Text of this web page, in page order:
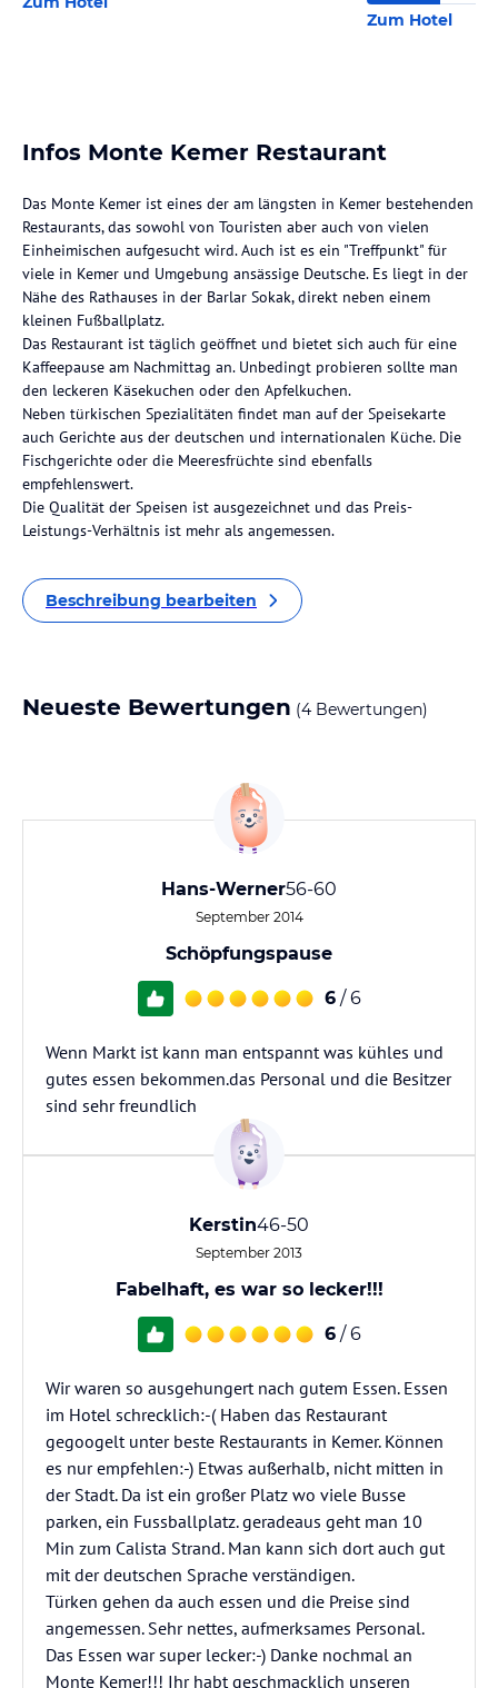
Zum Hotel
Infos Monte Kemer Restaurant
Das Monte Kemer ist eines der am längsten in Kemer bestehenden
Restaurants, das sowohl von Touristen aber auch von vielen
Einheimischen aufgesucht wird. Auch ist es ein "Treffpunkt" für
viele in Kemer und Umgebung ansässige Deutsche. Es liegt in der
Nähe des Rathauses in der Barlar Sokak, direkt neben einem
kleinen Fußballplatz.
Das Restaurant ist täglich geöffnet und bietet sich auch für eine
Kaffeepause am Nachmittag an. Unbedingt probieren sollte man
den leckeren Käsekuchen oder den Apfelkuchen.
Neben türkischen Spezialitäten findet man auf der Speisekarte
auch Gerichte aus der deutschen und internationalen Küche. Die
Fischgerichte oder die Meeresfrüchte sind ebenfalls
empfehlenswert.
Die Qualität der Speisen ist ausgezeichnet und das Preis-
Leistungs-Verhältnis ist mehr als angemessen.
Beschreibung bearbeiten
Neueste Bewertungen (4 Bewertungen)
Hans-Werner56-60
September 2014
Schöpfungspause
6 / 6
Wenn Markt ist kann man entspannt was kühles und
gutes essen bekommen.das Personal und die Besitzer
sind sehr freundlich
Kerstin46-50
September 2013
Fabelhaft, es war so lecker!!!
6 / 6
Wir waren so ausgehungert nach gutem Essen. Essen
im Hotel schrecklich:-( Haben das Restaurant
gegoogelt unter beste Restaurants in Kemer. Können
es nur empfehlen:-) Etwas außerhalb, nicht mitten in
der Stadt. Da ist ein großer Platz wo viele Busse
parken, ein Fussballplatz. geradeaus geht man 10
Min zum Calista Strand. Man kann sich dort auch gut
mit der deutschen Sprache verständigen.
Türken gehen da auch essen und die Preise sind
angemessen. Sehr nettes, aufmerksames Personal.
Das Essen war super lecker:-) Danke nochmal an
Monte Kemer!!! Ihr habt geschmacklich unseren